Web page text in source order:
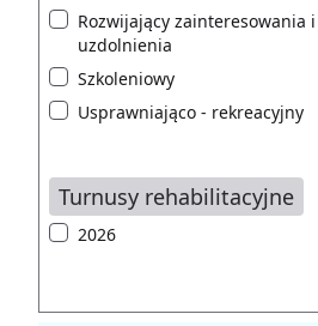
Rozwijający zainteresowania i
uzdolnienia
Szkoleniowy
Usprawniająco - rekreacyjny
Turnusy rehabilitacyjne
2026